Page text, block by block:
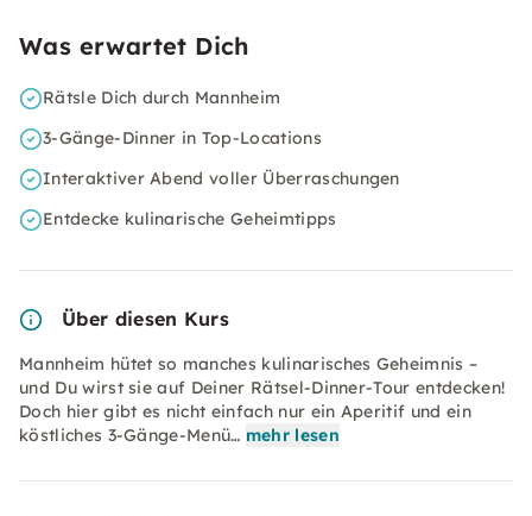
Was erwartet Dich
Rätsle Dich durch Mannheim
3-Gänge-Dinner in Top-Locations
Interaktiver Abend voller Überraschungen
Entdecke kulinarische Geheimtipps
Über diesen Kurs
Mannheim hütet so manches kulinarisches Geheimnis –
und Du wirst sie auf Deiner Rätsel-Dinner-Tour entdecken!
Doch hier gibt es nicht einfach nur ein Aperitif und ein
köstliches 3-Gänge-Menü… mehr lesen